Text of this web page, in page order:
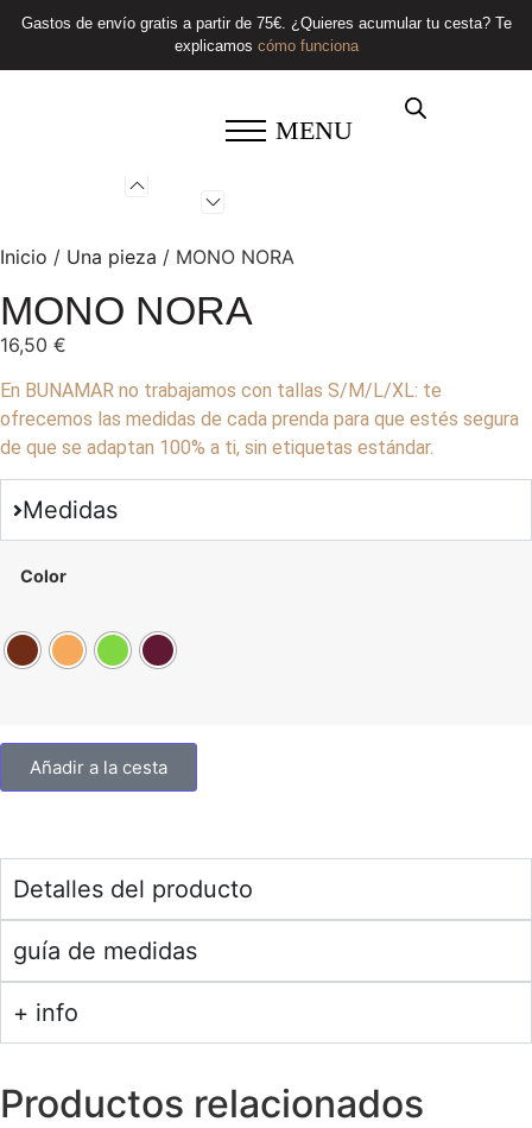
Gastos de envío gratis a partir de 75€. ¿Quieres acumular tu cesta? Te
explicamos cómo funciona
MENU
Inicio / Una pieza / MONO NORA
MONO NORA
16,50 €
En BUNAMAR no trabajamos con tallas S/M/L/XL: te
ofrecemos las medidas de cada prenda para que estés segura
de que se adaptan 100% a ti, sin etiquetas estándar.
Medidas
Color
Añadir a la cesta
Detalles del producto
guía de medidas
+ info
Productos relacionados